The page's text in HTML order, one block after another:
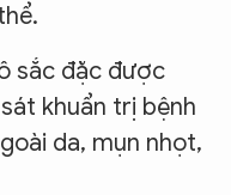
sắc đặc được
khuẩn trị bệnh
da, mụn nhọt,